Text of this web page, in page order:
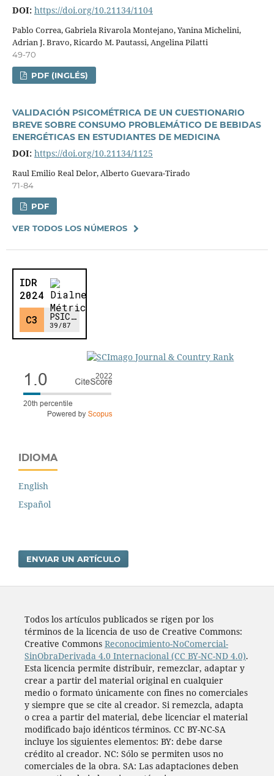
DOI: https://doi.org/10.21134/1104
Pablo Correa, Gabriela Rivarola Montejano, Yanina Michelini,
Adrian J. Bravo, Ricardo M. Pautassi, Angelina Pilatti
49-70
PDF (INGLÉS)
VALIDACIÓN PSICOMÉTRICA DE UN CUESTIONARIO
BREVE SOBRE CONSUMO PROBLEMÁTICO DE BEBIDAS
ENERGÉTICAS EN ESTUDIANTES DE MEDICINA
DOI: https://doi.org/10.21134/1125
Raul Emilio Real Delor, Alberto Guevara-Tirado
71-84
PDF
VER TODOS LOS NÚMEROS
IDIOMA
English
Español
ENVIAR UN ARTÍCULO
Todos los artí­culos publicados se rigen por los
términos de la licencia de uso de Creative Commons:
Creative Commons Reconocimiento-NoComercial-
SinObraDerivada 4.0 Internacional (CC BY-NC-ND 4.0).
Esta licencia permite distribuir, remezclar, adaptar y
crear a partir del material original en cualquier
medio o formato únicamente con fines no comerciales
y siempre que se cite al creador. Si remezcla, adapta
o crea a partir del material, debe licenciar el material
modificado bajo idénticos términos. CC BY-NC-SA
incluye los siguientes elementos: BY: debe darse
crédito al creador. NC: Sólo se permiten usos no
comerciales de la obra. SA: Las adaptaciones deben